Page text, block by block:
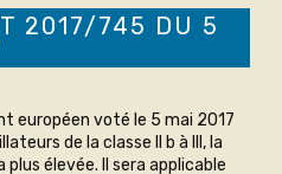
2017/745 DU 5
européen voté le 5 mai 2017
de la classe II b à III, la
élevée. Il sera applicable